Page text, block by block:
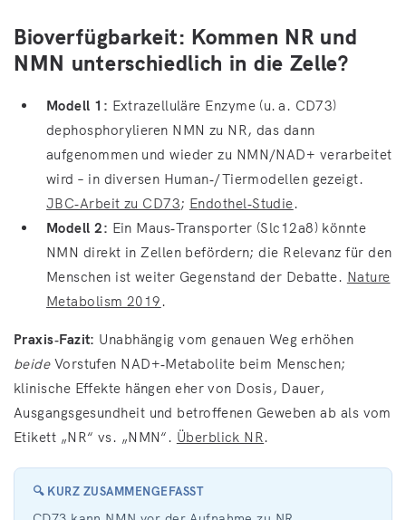
Bioverfügbarkeit: Kommen NR und
NMN unterschiedlich in die Zelle?
Modell 1: Extrazelluläre Enzyme (u. a. CD73)
dephosphorylieren NMN zu NR, das dann
aufgenommen und wieder zu NMN/NAD+ verarbeitet
wird – in diversen Human‑/Tiermodellen gezeigt.
JBC‑Arbeit zu CD73; Endothel‑Studie.
Modell 2: Ein Maus‑Transporter (Slc12a8) könnte
NMN direkt in Zellen befördern; die Relevanz für den
Menschen ist weiter Gegenstand der Debatte. Nature
Metabolism 2019.
Praxis‑Fazit: Unabhängig vom genauen Weg erhöhen
beideVorstufen NAD+‑Metabolite beim Menschen;
klinische Effekte hängen eher von Dosis, Dauer,
Ausgangsgesundheit und betroffenen Geweben ab als vom
Etikett „NR“ vs. „NMN“. Überblick NR.
🔍 KURZ ZUSAMMENGEFASST